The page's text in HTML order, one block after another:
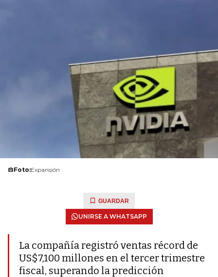
Foto:Expansión
GUARDAR
UNIRSE A WHATSAPP
La compañía registró ventas récord de
US$7,100 millones en el tercer trimestre
fiscal, superando la predicción